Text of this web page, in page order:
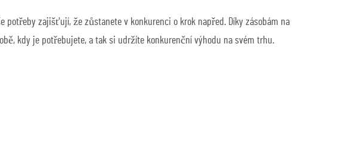
potřeby zajišťují, že zůstanete v konkurenci o krok napřed. Díky zásobám na
kdy je potřebujete, a tak si udržíte konkurenční výhodu na svém trhu.